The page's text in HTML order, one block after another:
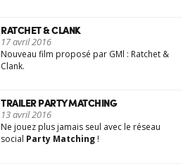
RATCHET & CLANK
17 avril 2016
Nouveau film proposé par GMl : Ratchet &
Clank.
TRAILER PARTY MATCHING
13 avril 2016
Ne jouez plus jamais seul avec le réseau
social Party Matching !